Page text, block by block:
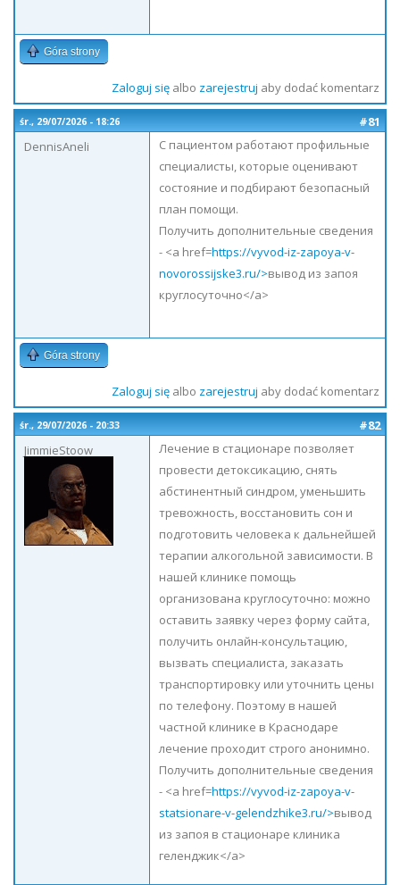
Góra strony
Zaloguj sięalbo zarejestruj aby dodać komentarz
śr., 29/07/2026 - 18:26
#81
DennisAneli
С пациентом работают профильные
специалисты, которые оценивают
состояние и подбирают безопасный
план помощи.
Получить дополнительные сведения
- <a href=https://vyvod-iz-zapoya-v-
novorossijske3.ru/>вывод из запоя
круглосуточно</a>
Góra strony
Zaloguj sięalbo zarejestruj aby dodać komentarz
śr., 29/07/2026 - 20:33
#82
JimmieStoow
Лечение в стационаре позволяет
провести детоксикацию, снять
абстинентный синдром, уменьшить
тревожность, восстановить сон и
подготовить человека к дальнейшей
терапии алкогольной зависимости. В
нашей клинике помощь
организована круглосуточно: можно
оставить заявку через форму сайта,
получить онлайн-консультацию,
вызвать специалиста, заказать
транспортировку или уточнить цены
по телефону. Поэтому в нашей
частной клинике в Краснодаре
лечение проходит строго анонимно.
Получить дополнительные сведения
- <a href=https://vyvod-iz-zapoya-v-
statsionare-v-gelendzhike3.ru/>вывод
из запоя в стационаре клиника
геленджик</a>